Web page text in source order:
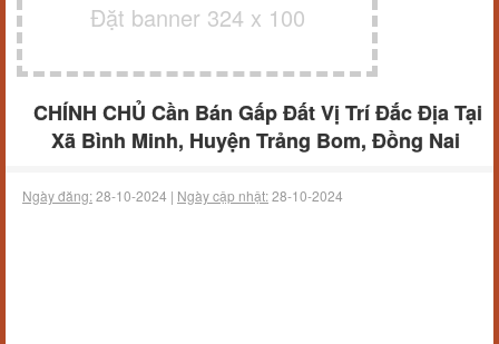
Đặt banner 324 x 100
CHÍNH CHỦ Cần Bán Gấp Đất Vị Trí Đắc Địa Tại
Xã Bình Minh, Huyện Trảng Bom, Đồng Nai
Ngày đăng:28-10-2024 | Ngày cập nhật:28-10-2024